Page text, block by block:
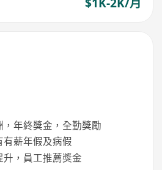
年終獎金，全勤獎勵
薪年假及病假
，員工推薦獎金